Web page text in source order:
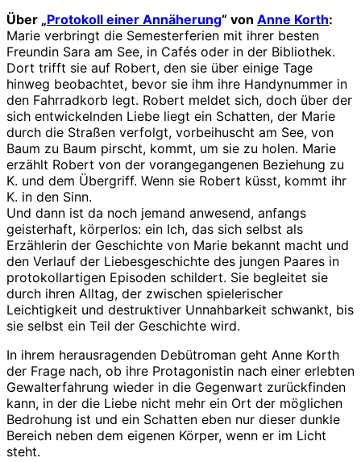
Über „Protokoll einer Annäherung“ von Anne Korth:
Marie verbringt die Semesterferien mit ihrer besten
Freundin Sara am See, in Cafés oder in der Bibliothek.
Dort trifft sie auf Robert, den sie über einige Tage
hinweg beobachtet, bevor sie ihm ihre Handynummer in
den Fahrradkorb legt. Robert meldet sich, doch über der
sich entwickelnden Liebe liegt ein Schatten, der Marie
durch die Straßen verfolgt, vorbeihuscht am See, von
Baum zu Baum pirscht, kommt, um sie zu holen. Marie
erzählt Robert von der vorangegangenen Beziehung zu
K. und dem Übergriff. Wenn sie Robert küsst, kommt ihr
K. in den Sinn.
Und dann ist da noch jemand anwesend, anfangs
geisterhaft, körperlos: ein Ich, das sich selbst als
Erzählerin der Geschichte von Marie bekannt macht und
den Verlauf der Liebesgeschichte des jungen Paares in
protokollartigen Episoden schildert. Sie begleitet sie
durch ihren Alltag, der zwischen spielerischer
Leichtigkeit und destruktiver Unnahbarkeit schwankt, bis
sie selbst ein Teil der Geschichte wird.
In ihrem herausragenden Debütroman geht Anne Korth
der Frage nach, ob ihre Protagonistin nach einer erlebten
Gewalterfahrung wieder in die Gegenwart zurückfinden
kann, in der die Liebe nicht mehr ein Ort der möglichen
Bedrohung ist und ein Schatten eben nur dieser dunkle
Bereich neben dem eigenen Körper, wenn er im Licht
steht.